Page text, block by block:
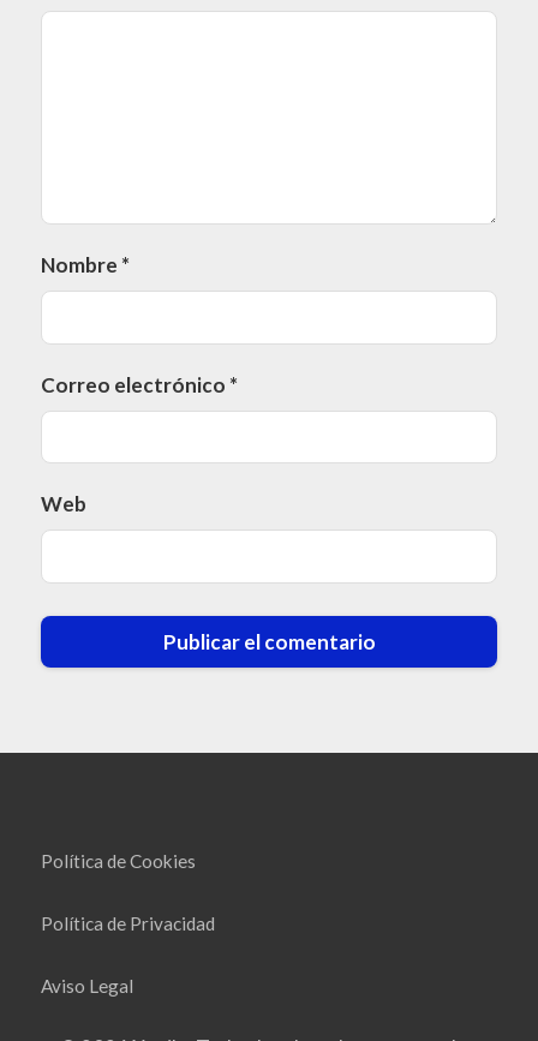
Nombre *
Correo electrónico *
Web
Política de Cookies
Política de Privacidad
Aviso Legal